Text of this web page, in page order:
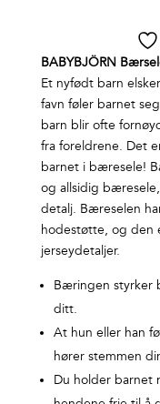
BABYBJÖRN
Et nyfødt barn
favn føler barnet
barn blir ofte
fra foreldrene. Det
barnet i bæresele!
og allsidig
detalj. Bæreselen
hodestøtte, og den
jerseydetaljer.
Bæringen styrker
ditt.
At hun eller han
hører stemmen
Du holder barnet